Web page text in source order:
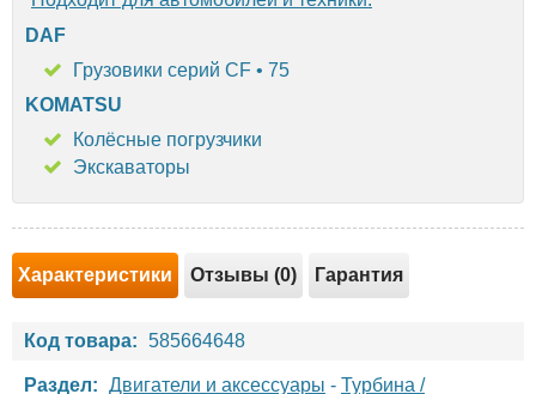
DAF
Грузовики серий CF • 75
KOMATSU
Колёсные погрузчики
Экскаваторы
Характеристики Отзывы (0) Гарантия
Код товара: 585664648
Раздел: Двигатели и аксессуары - Турбина /